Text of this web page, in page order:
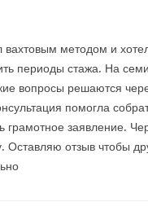
методом и
периоды стажа. На
вопросы решаются
помогла
грамотное заявление.
Оставляю отзыв чтобы